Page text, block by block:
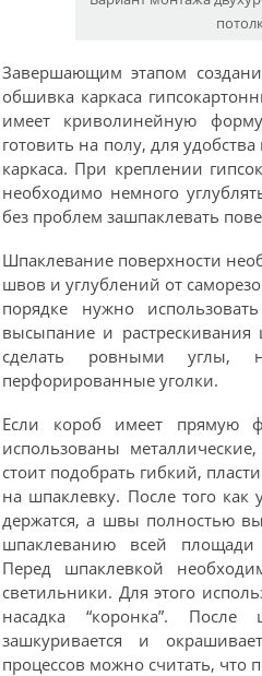
Завершающим этапом
обшивка каркаса
имеет криволинейную
готовить на полу, для
каркаса. При креплении
необходимо немного
без проблем зашпаклевать
Шпаклевание поверхности
швов и углублений от
порядке нужно
высыпание и
сделать ровными углы,
перфорированные уголки.
Если короб имеет прямую
использованы
стоит подобрать гибкий,
на шпаклевку. После того как
держатся, а швы полностью
шпаклеванию всей площади
Перед шпаклевкой
светильники. Для этого
насадка “коронка”. После
зашкуривается и
процессов можно считать, что